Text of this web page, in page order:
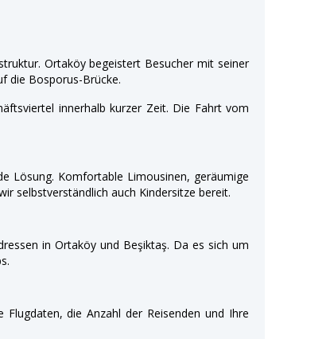
Ortaköy begeistert Besucher mit seiner
die Bosporus-Brücke.
innerhalb kurzer Zeit. Die Fahrt vom
Lösung. Komfortable Limousinen, geräumige
selbstverständlich auch Kindersitze bereit.
in Ortaköy und Beşiktaş. Da es sich um
die Anzahl der Reisenden und Ihre